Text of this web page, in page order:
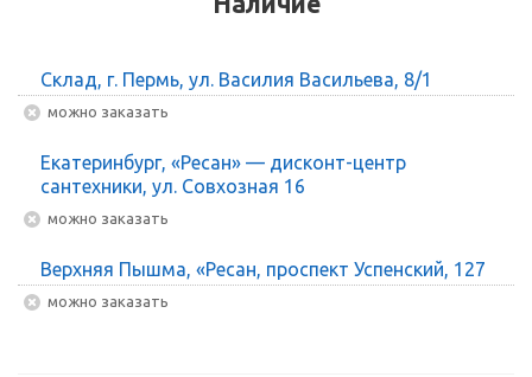
Склад, г. Пермь, ул. Василия Васильева, 8/1
Можно заказать
Екатеринбург, «Ресан» — дисконт-центр
сантехники, ул. Совхозная 16
Можно заказать
Верхняя Пышма, «Ресан, проспект Успенский, 127
Можно заказать